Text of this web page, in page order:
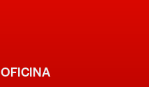
OFICINA